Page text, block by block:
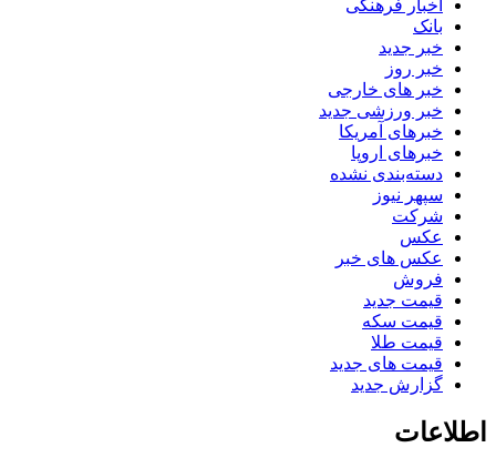
اخبار فرهنگی
بانک
خبر جدید
خبر روز
خبر های خارجی
خبر ورزشی جدید
خبرهای آمریکا
خبرهای اروپا
دسته‌بندی نشده
سپهر نیوز
شرکت
عکس
عکس های خبر
فروش
قیمت جدید
قیمت سکه
قیمت طلا
قیمت های جدید
گزارش جدید
اطلاعات